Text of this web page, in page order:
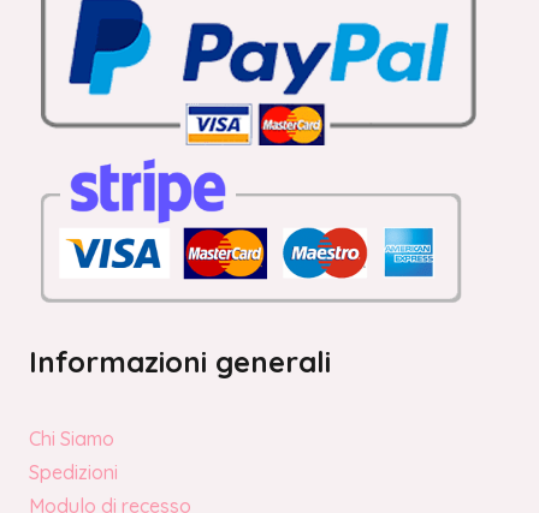
Informazioni generali
Chi Siamo
Spedizioni
Modulo di recesso